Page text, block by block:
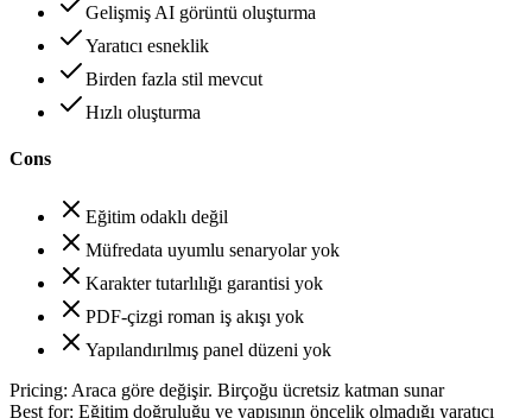
Gelişmiş AI görüntü oluşturma
Yaratıcı esneklik
Birden fazla stil mevcut
Hızlı oluşturma
Cons
Eğitim odaklı değil
Müfredata uyumlu senaryolar yok
Karakter tutarlılığı garantisi yok
PDF-çizgi roman iş akışı yok
Yapılandırılmış panel düzeni yok
Pricing: Araca göre değişir. Birçoğu ücretsiz katman sunar
Best for: Eğitim doğruluğu ve yapısının öncelik olmadığı yaratıcı